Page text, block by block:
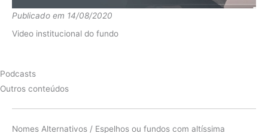
diferença
Fundo
Publicado em 14/08/2020
Video institucional do fundo
Podcasts
Outros conteúdos
Nomes Alternativos / Espelhos ou fundos com altíssima